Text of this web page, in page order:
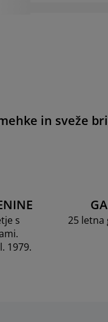
in sveže
s
1979.
25 letna